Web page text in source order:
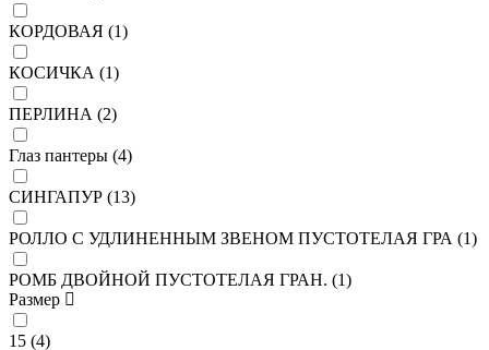
КОРДОВАЯ (1)
КОСИЧКА (1)
ПЕРЛИНА (2)
Глаз пантеры (4)
СИНГАПУР (13)
РОЛЛО С УДЛИНЕННЫМ ЗВЕНОМ ПУСТОТЕЛАЯ ГРА (1)
РОМБ ДВОЙНОЙ ПУСТОТЕЛАЯ ГРАН. (1)
Размер
15 (4)